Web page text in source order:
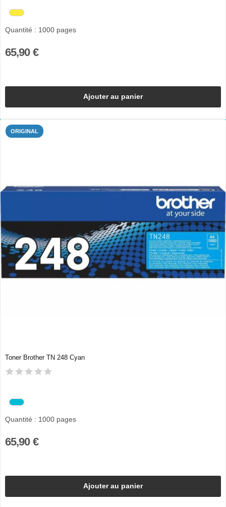
Quantité : 1000 pages
65,90 €
Ajouter au panier
ORIGINAL
Toner Brother TN 248 Cyan
Quantité : 1000 pages
65,90 €
Ajouter au panier